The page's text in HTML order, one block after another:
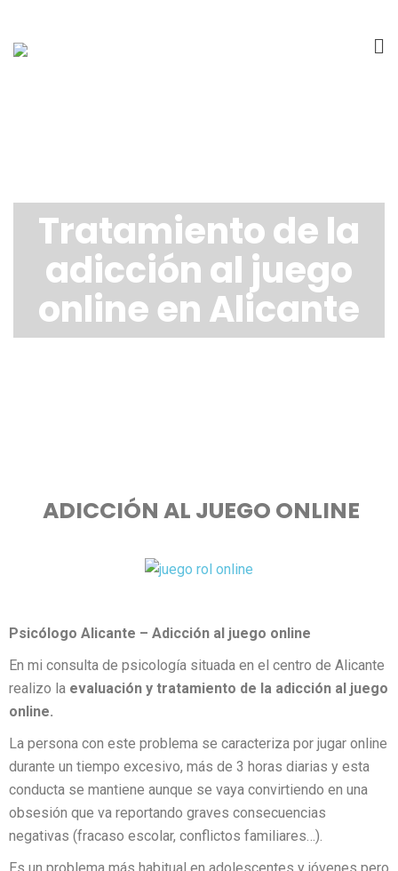
Tratamiento de la
adicción al juego
online en Alicante
ADICCIÓN AL JUEGO ONLINE
Psicólogo Alicante – Adicción al juego online
En mi consulta de psicología situada en el centro de Alicante
realizo la evaluación y tratamiento de la adicción al juego
online.
La persona con este problema se caracteriza por jugar online
durante un tiempo excesivo, más de 3 horas diarias y esta
conducta se mantiene aunque se vaya convirtiendo en una
obsesión que va reportando graves consecuencias
negativas (fracaso escolar, conflictos familiares…).